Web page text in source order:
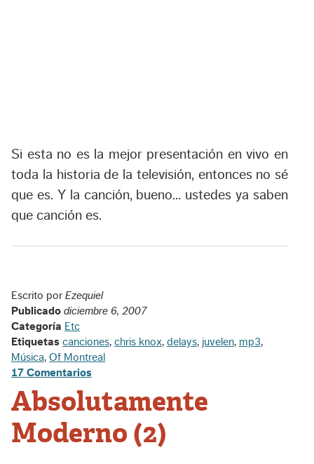
Si esta no es la mejor presentación en vivo en
toda la historia de la televisión, entonces no sé
que es. Y la canción, bueno… ustedes ya saben
que canción es.
Escrito porEzequiel
Publicado diciembre 6, 2007
Categoría Etc
Etiquetas canciones, chris knox, delays, juvelen, mp3,
Música, Of Montreal
17 Comentarios
Absolutamente
Moderno (2)